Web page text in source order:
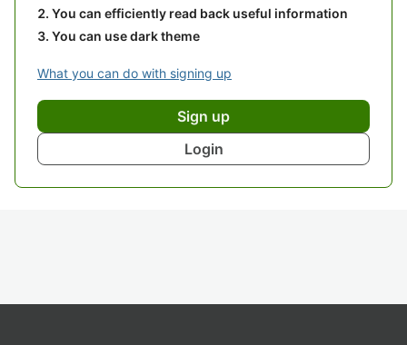
You can efficiently read back useful information
You can use dark theme
What you can do with signing up
Sign up
Login